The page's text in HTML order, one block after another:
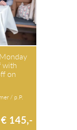
with
on
/ p.P.
145,-